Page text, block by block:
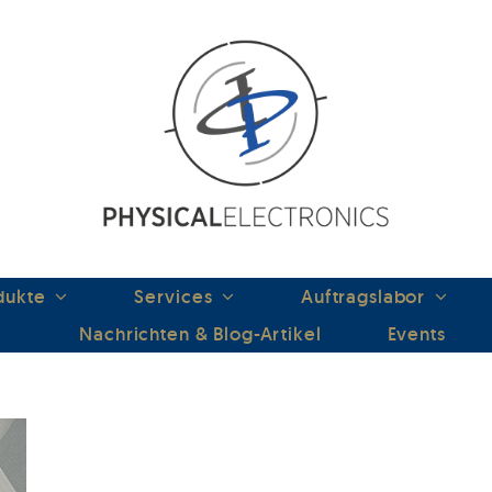
Services Auftragslabor
Nachrichten & Blog-Artikel
Events